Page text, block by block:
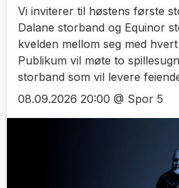
Vi inviterer til høstens første
Dalane storband og Equinor
kvelden mellom seg med
Publikum vil møte to
storband som vil levere
08.09.2026 20:00 @ Spor 5